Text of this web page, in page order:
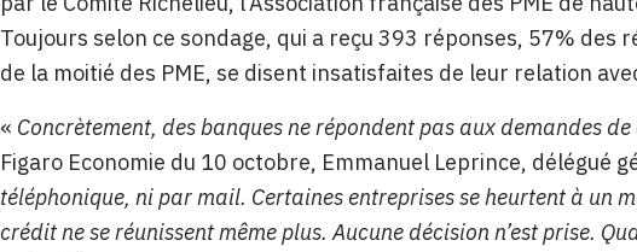
Toujours selon ce sondage, qui a reçu 393 réponses, 57%
de la moitié des PME, se disent insatisfaites de leur relation
« Concrètement, des banques ne répondent pas aux demandes
Figaro Economie du 10 octobre, Emmanuel Leprince, délégué
téléphonique, ni par mail. Certaines entreprises se heurtent à un
crédit ne se réunissent même plus. Aucune décision n’est prise.